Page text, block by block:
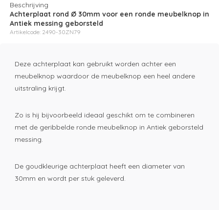
Beschrijving
Achterplaat rond Ø 30mm voor een ronde meubelknop in
Antiek messing geborsteld
Artikelcode: 2490-30ZN79
Deze achterplaat kan gebruikt worden achter een
meubelknop waardoor de meubelknop een heel andere
uitstraling krijgt.
Zo is hij bijvoorbeeld ideaal geschikt om te combineren
met de geribbelde ronde meubelknop in Antiek geborsteld
messing.
De goudkleurige achterplaat heeft een diameter van
30mm en wordt per stuk geleverd.